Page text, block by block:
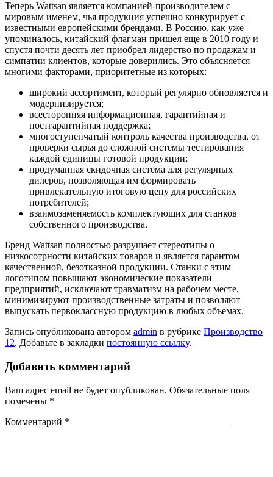
Теперь Wattsan является компанией-производителем с
мировым именем, чья продукция успешно конкурирует с
известными европейскими брендами. В Россию, как уже
упоминалось, китайский флагман пришел еще в 2010 году и
спустя почти десять лет приобрел лидерство по продажам и
симпатии клиентов, которые доверились. Это объясняется
многими факторами, приоритетные из которых:
широкий ассортимент, который регулярно обновляется и
модернизируется;
всесторонняя информационная, гарантийная и
постгарантийная поддержка;
многоступенчатый контроль качества производства, от
проверки сырья до сложной системы тестирования
каждой единицы готовой продукции;
продуманная скидочная система для регулярных
дилеров, позволяющая им формировать
привлекательную итоговую цену для российских
потребителей;
взаимозаменяемость комплектующих для станков
собственного производства.
Бренд Wattsan полностью разрушает стереотипы о
низкосотрности китайских товаров и является гарантом
качественной, безотказной продукции. Станки с этим
логотипом повышают экономические показатели
предприятий, исключают травматизм на рабочем месте,
минимизируют производственные затраты и позволяют
выпускать первоклассную продукцию в любых объемах.
Запись опубликована автором admin в рубрике Производство
12. Добавьте в закладки постоянную ссылку.
Добавить комментарий
Ваш адрес email не будет опубликован. Обязательные поля
помечены *
Комментарий *